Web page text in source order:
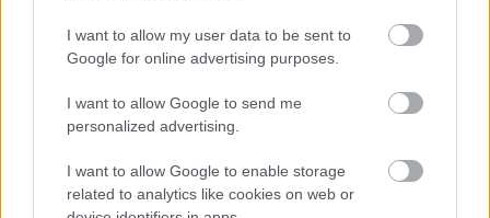
I want to allow my user data to be sent to
Google for online advertising purposes.
I want to allow Google to send me
personalized advertising.
I want to allow Google to enable storage
related to analytics like cookies on web or
Inglot HD Perfect Coverup alapozó 10 490 Ft/35 ml,
GLAMOUR-kuponnal 20% kedvezménnyel: 8392 Ft